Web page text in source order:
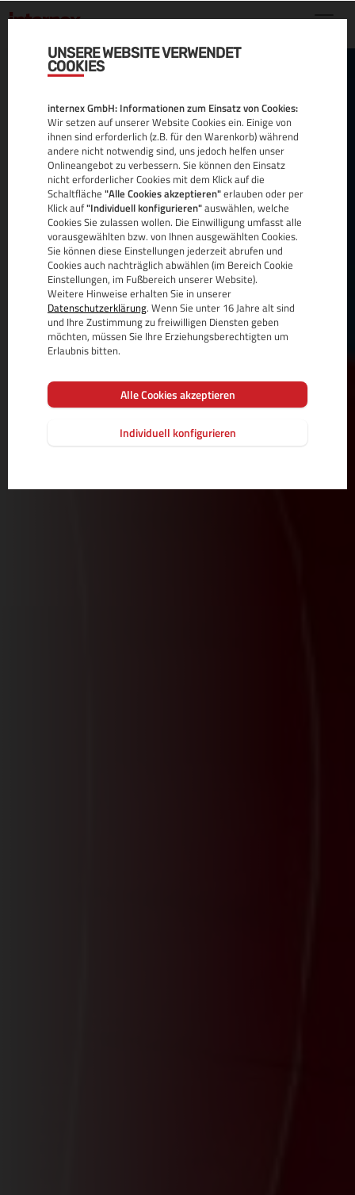
UNSERE WEBSITE VERWENDET
COOKIES
internex GmbH: Informationen zum Einsatz von Cookies:
Wir setzen auf unserer Website Cookies ein. Einige von
ihnen sind erforderlich (z.B. für den Warenkorb) während
andere nicht notwendig sind, uns jedoch helfen unser
Onlineangebot zu verbessern. Sie können den Einsatz
nicht erforderlicher Cookies mit dem Klick auf die
Schaltfläche "Alle Cookies akzeptieren"erlauben oder per
Klick auf"Individuell konfigurieren"auswählen, welche
Cookies Sie zulassen wollen. Die Einwilligung umfasst alle
vorausgewählten bzw. von Ihnen ausgewählten Cookies.
Sie können diese Einstellungen jederzeit abrufen und
Cookies auch nachträglich abwählen (im Bereich Cookie
Einstellungen, im Fußbereich unserer Website).
Weitere Hinweise erhalten Sie in unserer
Datenschutzerklärung. Wenn Sie unter 16 Jahre alt sind
und Ihre Zustimmung zu freiwilligen Diensten geben
möchten, müssen Sie Ihre Erziehungsberechtigten um
Erlaubnis bitten.
Alle Cookies akzeptieren
Individuell konfigurieren
ROOT
SERVER
Entwicklerpower und Systemadministratoren
haben Sie bereits im Team?
Was Ihnen noch fehlt ist ein System, das Ihren
Ansprüchen gerecht wird und Ihnen alle Freiheiten
bietet?
Bei internex mieten Sie dedizierte und virtuelle
Linux Root Server, die auf dem neuesten Stand der
Ihren Job verrichten. Volle Leistung: 24 Stunden,
jeden Tag, jede Woche.